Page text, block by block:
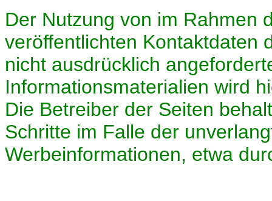
Der Nutzung von im Rahmen
veröffentlichten Kontaktdaten
nicht ausdrücklich
Informationsmaterialien wird
Die Betreiber der Seiten
Schritte im Falle der
Werbeinformationen, etwa